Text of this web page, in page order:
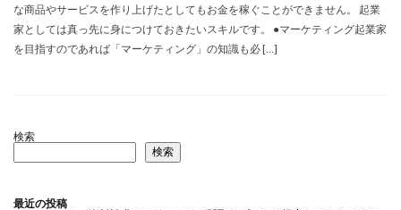
な商品やサービスを作り上げたとしてもお金を稼ぐことができません。 起業
家としては真っ先に身につけておきたいスキルです。 ●マーケティング起業家
を目指すのであれば「マーケティング」の知識も必 […]
検索
検索
最近の投稿